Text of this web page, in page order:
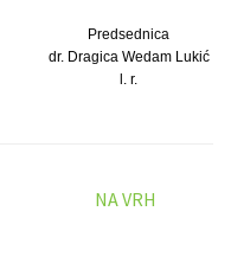
Predsednica
dr. Dragica Wedam Lukić
l. r.
NA VRH